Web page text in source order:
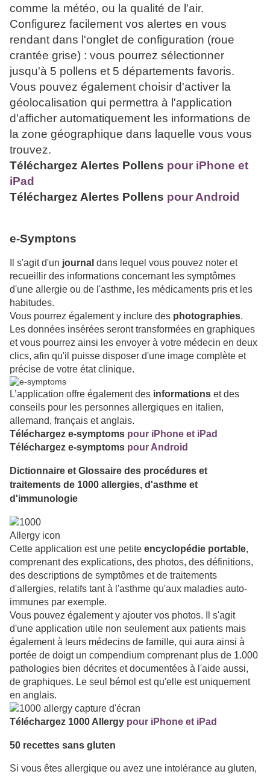
comme la météo, ou la qualité de l'air.
Configurez facilement vos alertes en vous
rendant dans l'onglet de configuration (roue
crantée grise) : vous pourrez sélectionner
jusqu'à 5 pollens et 5 départements favoris.
Vous pouvez également choisir d'activer la
géolocalisation qui permettra à l'application
d'afficher automatiquement les informations de
la zone géographique dans laquelle vous vous
trouvez.
Téléchargez Alertes Pollens pour iPhone et
iPad
Téléchargez Alertes Pollens pour Android
e-Symptons
Il s'agit d'un journal dans lequel vous pouvez noter et
recueillir des informations concernant les symptômes
d'une allergie ou de l'asthme, les médicaments pris et les
habitudes.
Vous pourrez également y inclure des photographies.
Les données insérées seront transformées en graphiques
et vous pourrez ainsi les envoyer à votre médecin en deux
clics, afin qu'il puisse disposer d'une image complète et
précise de votre état clinique.
L’application offre également des informations et des
conseils pour les personnes allergiques en italien,
allemand, français et anglais.
Téléchargez e-symptoms pour iPhone et iPad
Téléchargez e-symptoms pour Android
Dictionnaire et Glossaire des procédures et
traitements de 1000 allergies, d'asthme et
d'immunologie
Cette application est une petite encyclopédie portable,
comprenant des explications, des photos, des définitions,
des descriptions de symptômes et de traitements
d'allergies, relatifs tant à l'asthme qu'aux maladies auto-
immunes par exemple.
Vous pouvez également y ajouter vos photos. Il s'agit
d'une application utile non seulement aux patients mais
également à leurs médecins de famille, qui aura ainsi à
portée de doigt un compendium comprenant plus de 1.000
pathologies bien décrites et documentées à l'aide aussi,
de graphiques. Le seul bémol est qu'elle est uniquement
en anglais.
Téléchargez 1000 Allergy pour iPhone et iPad
50 recettes sans gluten
Si vous êtes allergique ou avez une intolérance au gluten,